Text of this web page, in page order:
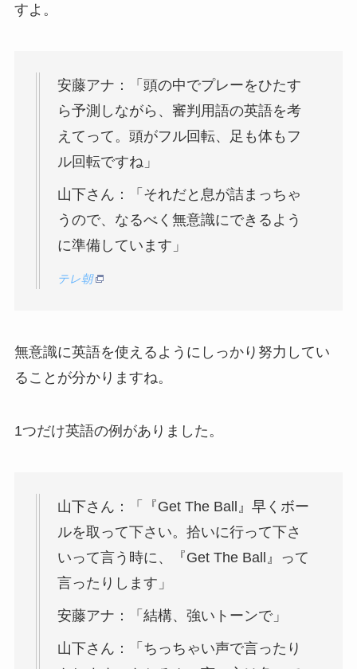
すよ。
安藤アナ：「頭の中でプレーをひたす
ら予測しながら、審判用語の英語を考
えてって。頭がフル回転、足も体もフ
ル回転ですね」
山下さん：「それだと息が詰まっちゃ
うので、なるべく無意識にできるよう
に準備しています」
テレ朝
無意識に英語を使えるようにしっかり努力してい
ることが分かりますね。
1つだけ英語の例がありました。
山下さん：「『Get The Ball』早くボー
ルを取って下さい。拾いに行って下さ
いって言う時に、『Get The Ball』って
言ったりします」
安藤アナ：「結構、強いトーンで」
山下さん：「ちっちゃい声で言ったり